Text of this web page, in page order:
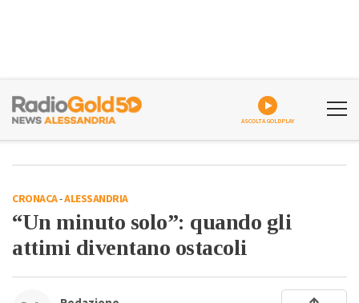
ASCOLTA GOLDPLAY
CRONACA-ALESSANDRIA
“Un minuto solo”: quando gli
attimi diventano ostacoli